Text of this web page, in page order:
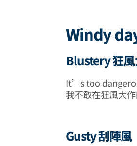
Windy
Blustery 狂
It’s too
我不敢在狂風大
Gusty 刮陣風